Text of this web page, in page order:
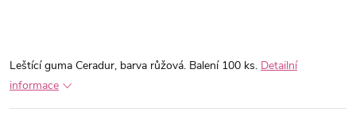
Leštící guma Ceradur, barva růžová. Balení 100 ks. Detailní
informace